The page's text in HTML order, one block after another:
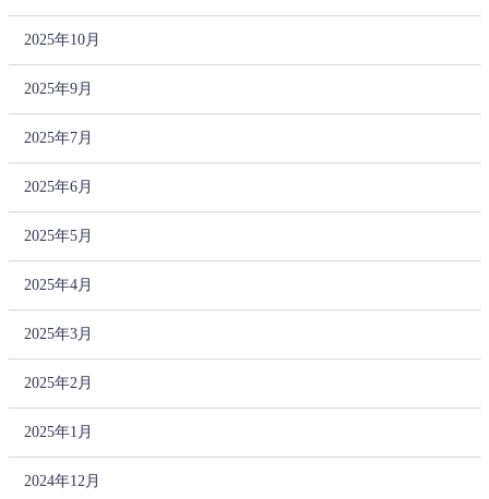
2025年10月
2025年9月
2025年7月
2025年6月
2025年5月
2025年4月
2025年3月
2025年2月
2025年1月
2024年12月